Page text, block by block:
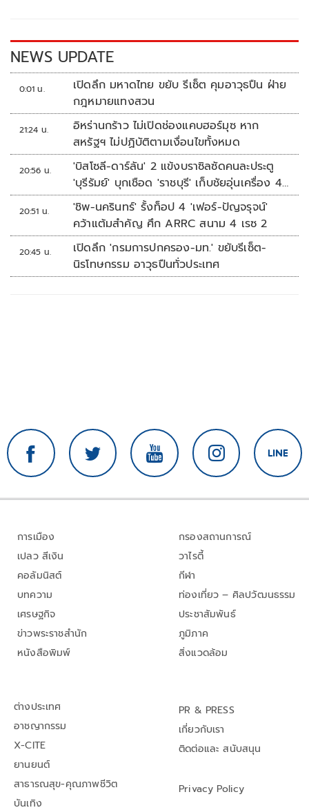
k k
NEWS UPDATE
0:01 น.
เปิดลึก มหาดไทย ขยับ รีเซ็ต คุมอาวุธปืน ฝ่าย
กฎหมายแทงสวน
21:24 น.
อิหร่านกร้าว ไม่เปิดช่องแคบฮอร์มุซ หาก
สหรัฐฯ ไม่ปฏิบัติตามเงื่อนไขทั้งหมด
20:56 น.
'บิสโซลี-ดาร์ลัน' 2 แข้งบราซิลซัดคนละประตู
'บุรีรัมย์' บุกเชือด 'ราชบุรี' เก็บชัยอุ่นเครื่อง 4
นัดรวด
20:51 น.
'ชิพ-นครินทร์' รั้งท็อป 4 'เฟอร์-ปัญจรุจน์'
คว้าแต้มสำคัญ ศึก ARRC สนาม 4 เรซ 2
20:45 น.
เปิดลึก 'กรมการปกครอง-มท.' ขยับรีเซ็ต-
นิรโทษกรรม อาวุธปืนทั่วประเทศ
การเมือง
เปลว สีเงิน
คอลัมนิสต์
บทความ
เศรษฐกิจ
ข่าวพระราชสำนัก
หนังสือพิมพ์
กรองสถานการณ์
วาไรตี้
กีฬา
ท่องเที่ยว – ศิลปวัฒนธรรม
ประชาสัมพันธ์
ภูมิภาค
สิ่งแวดล้อม
ต่างประเทศ
อาชญากรรม
X-CITE
ยานยนต์
สาธารณสุข-คุณภาพชีวิต
บันเทิง
PR & PRESS
เกี่ยวกับเรา
ติดต่อและ สนับสนุน
Privacy Policy